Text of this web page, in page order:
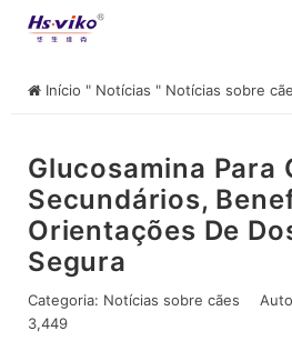
Início " Notícias " Notícias sobre
Glucosamina Para
Secundários,
Orientações De
Segura
Categoria: Notícias sobre cães
3,449